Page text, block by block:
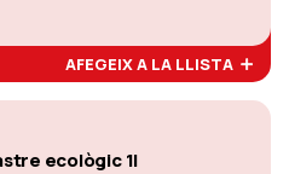
AFEGEIX A LA LLISTA
ecològic 1l